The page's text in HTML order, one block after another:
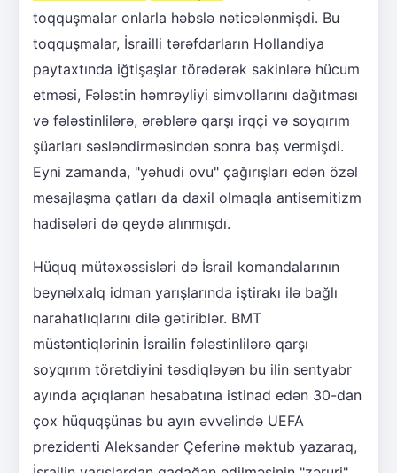
toqquşmalar onlarla həbslə nəticələnmişdi. Bu
toqquşmalar, İsrailli tərəfdarların Hollandiya
paytaxtında iğtişaşlar törədərək sakinlərə hücum
etməsi, Fələstin həmrəyliyi simvollarını dağıtması
və fələstinlilərə, ərəblərə qarşı irqçi və soyqırım
şüarları səsləndirməsindən sonra baş vermişdi.
Eyni zamanda, "yəhudi ovu" çağırışları edən özəl
mesajlaşma çatları da daxil olmaqla antisemitizm
hadisələri də qeydə alınmışdı.
Hüquq mütəxəssisləri də İsrail komandalarının
beynəlxalq idman yarışlarında iştirakı ilə bağlı
narahatlıqlarını dilə gətiriblər. BMT
müstəntiqlərinin İsrailin fələstinlilərə qarşı
soyqırım törətdiyini təsdiqləyən bu ilin sentyabr
ayında açıqlanan hesabatına istinad edən 30-dan
çox hüquqşünas bu ayın əvvəlində UEFA
prezidenti Aleksander Çeferinə məktub yazaraq,